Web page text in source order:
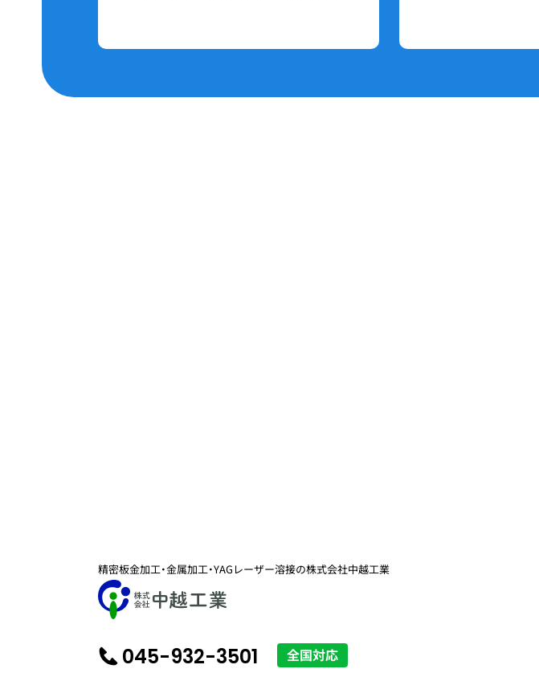
精密板金加工・金属加工・YAGレーザー溶接の株式会社中越工業
045-932-3501